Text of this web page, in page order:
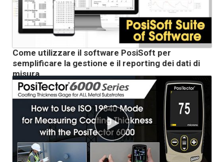
Come utilizzare il software PosiSoft per
semplificare la gestione e il reporting dei dati di
misura